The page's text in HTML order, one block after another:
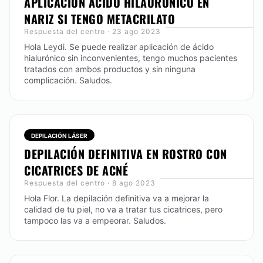
MESOTERAPIA
Tratamiento antiage consistente en microinyecciones
superficiales que mejoran la calidad y estado de la
piel, sobre todo en materia de arrugas, flacidez y
mecánico parecido a una pistola.
CONTACTAR
NARIZ SI TENGO METACRILATO
Respuesta del centro · 23 ago 2023
Hola Leydi. Se puede realizar aplicación de ácido
hialurónico sin inconvenientes, tengo muchos pacientes
tratados con ambos productos y sin ninguna
complicación. Saludos.
DEPILACIÓN LÁSER
DEPILACIÓN DEFINITIVA EN ROSTRO CON
CICATRICES DE ACNÉ
Respuesta del centro · 8 ago 2023
Hola Flor. La depilación definitiva va a mejorar la
calidad de tu piel, no va a tratar tus cicatrices, pero
tampoco las va a empeorar. Saludos.